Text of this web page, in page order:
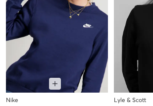
Nike
Lyle & Scott